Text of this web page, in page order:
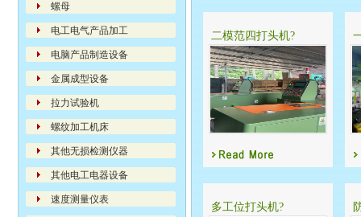
螺母
电工电气产品加工
电脑产品制造设备
金属成型设备
拉力试验机
螺纹加工机床
其他无损检测仪器
其他电工电器设备
速度测量仪表
二模范四打头机?
多工位打头机?